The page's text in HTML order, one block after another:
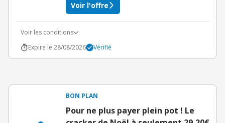
Voir l'offre
Voir les conditions
Expire le 28/08/2026
Vérifié
BON PLAN
Pour ne plus payer plein pot ! Le